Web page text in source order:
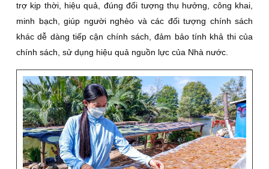
trợ kịp thời, hiệu quả, đúng đối tượng thụ hưởng, công khai,
minh bạch, giúp người nghèo và các đối tượng chính sách
khác dễ dàng tiếp cận chính sách, đảm bảo tính khả thi của
chính sách, sử dụng hiệu quả nguồn lực của Nhà nước.